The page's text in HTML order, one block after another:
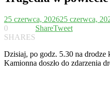
25 czerwca, 202625 czerwca,
0
SHARES
ShareTweet
Dzisiaj, po godz. 5.30 na
Kamionna doszło do zdarzenia